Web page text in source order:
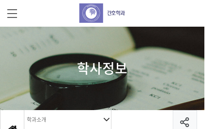
학사정보
학과소개